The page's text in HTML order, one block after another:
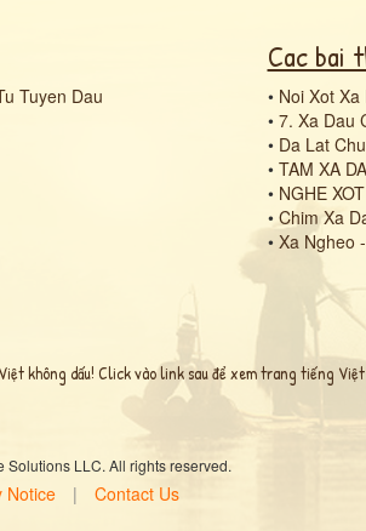
Tuyen Dau
Cac bai
• Noi Xot Xa
• 7. Xa Dau
• Da Lat
• TAM XA
• NGHE
• Chim Xa
• Xa Ngheo
không dấu! Click vào link sau để xem trang tiếng Việt
LLC. All rights reserved.
Notice | Contact Us